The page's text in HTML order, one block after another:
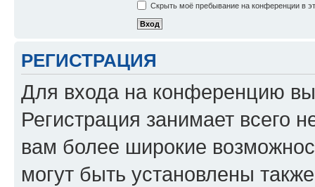
Скрыть моё пребывание на конференции в
РЕГИСТРАЦИЯ
Для входа на конференцию
Регистрация занимает всего
вам более широкие
могут быть установлены